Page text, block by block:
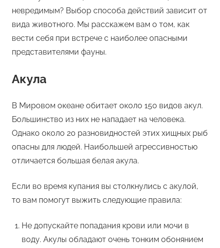
невредимым? Выбор способа действий зависит от
вида животного. Мы расскажем вам о том, как
вести себя при встрече с наиболее опасными
представителями фауны.
Акула
В Мировом океане обитает около 150 видов акул.
Большинство из них не нападает на человека.
Однако около 20 разновидностей этих хищных рыб
опасны для людей. Наибольшей агрессивностью
отличается большая белая акула.
Если во время купания вы столкнулись с акулой,
то вам помогут выжить следующие правила:
Не допускайте попадания крови или мочи в
воду. Акулы обладают очень тонким обонянием